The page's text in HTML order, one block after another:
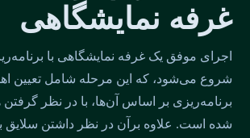
غرفه نمایشگاهی
اجرای موفق یک غرفه نمایشگاهی با
شروع می‌شود، که این مرحله شامل تعیین
برنامه‌ریزی بر اساس آن‌ها، با در نظر گرفتن
شده است. علاوه برآن در نظر داشتن سلایق